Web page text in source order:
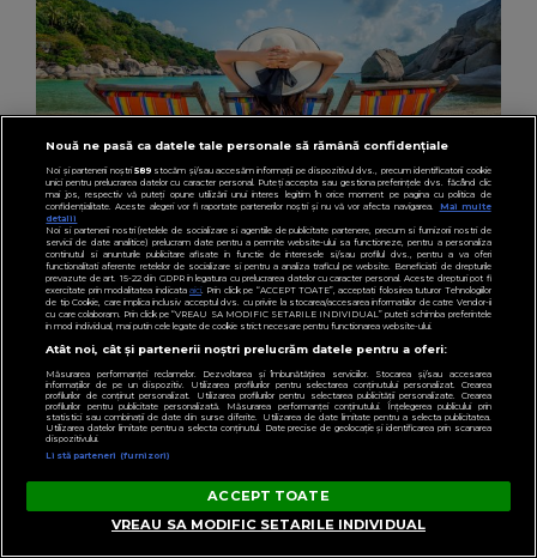
HOROSCOP
Ce oraș ar trebui să vizitezi în urnătoarea
vacanță, în funcție de zodie
Nouă ne pasă ca datele tale personale să rămână confidențiale
Noi și partenerii noștri589stocăm și/sau accesăm informații pe dispozitivul dvs., precum identificatorii cookie
unici pentru prelucrarea datelor cu caracter personal. Puteți accepta sau gestiona preferințele dvs. făcând clic
mai jos, respectiv vă puteți opune utilizării unui interes legitim în orice moment pe pagina cu politica de
confidențialitate. Aceste alegeri vor fi raportate partenerilor noștri și nu vă vor afecta navigarea.
Mai multe
detalii
Noi si partenerii nostri (retelele de socializare si agentiile de publicitate partenere, precum si furnizorii nostri de
servicii de date analitice) prelucram date pentru a permite website-ului sa functioneze, pentru a personaliza
continutul si anunturile publicitare afisate in functie de interesele si/sau profilul dvs., pentru a va oferi
functionalitati aferente retelelor de socializare si pentru a analiza traficul pe website. Beneficiati de drepturile
prevazute de art. 15-22 din GDPR in legatura cu prelucrarea datelor cu caracter personal. Aceste drepturi pot fi
exercitate prin modalitatea indicataaici. Prin click pe “ACCEPT TOATE”, acceptati folosirea tuturor Tehnologiilor
de tip Cookie, care implica inclusiv acceptul dvs. cu privire la stocarea/accesarea informatiilor de catre Vendor-ii
cu care colaboram. Prin click pe “VREAU SA MODIFIC SETARILE INDIVIDUAL” puteti schimba preferintele
in mod individual, mai putin cele legate de cookie strict necesare pentru functionarea website-ului.
Atât noi, cât și partenerii noștri prelucrăm datele pentru a oferi:
Măsurarea performanței reclamelor. Dezvoltarea și îmbunătățirea serviciilor. Stocarea și/sau accesarea
informațiilor de pe un dispozitiv. Utilizarea profilurilor pentru selectarea conținutului personalizat. Crearea
profilurilor de conținut personalizat. Utilizarea profilurilor pentru selectarea publicității personalizate. Crearea
profilurilor pentru publicitate personalizată. Măsurarea performanței conținutului. Înțelegerea publicului prin
statistici sau combinații de date din surse diferite. Utilizarea de date limitate pentru a selecta publicitatea.
Utilizarea datelor limitate pentru a selecta conținutul. Date precise de geolocație și identificarea prin scanarea
dispozitivului.
Listă parteneri (furnizori)
ACCEPT TOATE
VREAU SA MODIFIC SETARILE INDIVIDUAL